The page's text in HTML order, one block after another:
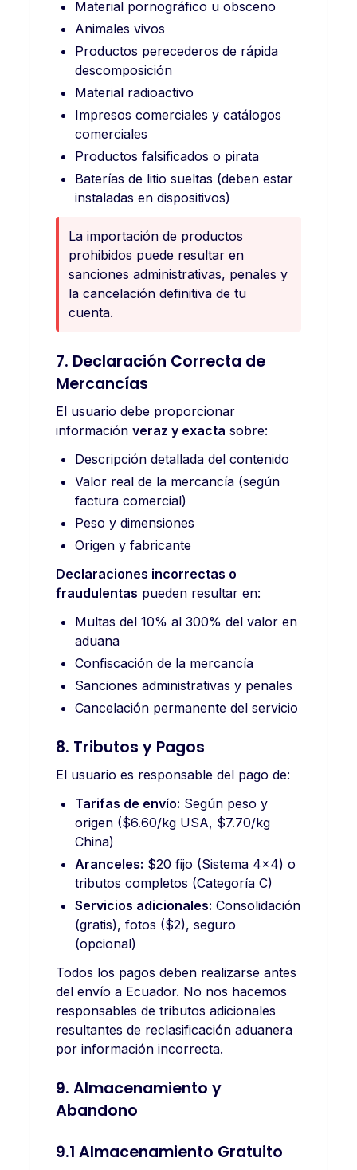
Material pornográfico u obsceno
Animales vivos
Productos perecederos de rápida
descomposición
Material radioactivo
Impresos comerciales y catálogos
comerciales
Productos falsificados o pirata
Baterías de litio sueltas (deben estar
instaladas en dispositivos)
La importación de productos
prohibidos puede resultar en
sanciones administrativas, penales y
la cancelación definitiva de tu
cuenta.
7. Declaración Correcta de
Mercancías
El usuario debe proporcionar
informaciónveraz y exacta sobre:
Descripción detallada del contenido
Valor real de la mercancía (según
factura comercial)
Peso y dimensiones
Origen y fabricante
Declaraciones incorrectas o
fraudulentas pueden resultar en:
Multas del 10% al 300% del valor en
aduana
Confiscación de la mercancía
Sanciones administrativas y penales
Cancelación permanente del servicio
8. Tributos y Pagos
El usuario es responsable del pago de:
Tarifas de envío: Según peso y
origen ($6.60/kg USA, $7.70/kg
China)
Aranceles: $20 fijo (Sistema 4x4) o
tributos completos (Categoría C)
Servicios adicionales: Consolidación
(gratis), fotos ($2), seguro
(opcional)
Todos los pagos deben realizarse antes
del envío a Ecuador. No nos hacemos
responsables de tributos adicionales
resultantes de reclasificación aduanera
por información incorrecta.
9. Almacenamiento y
Abandono
9.1 Almacenamiento Gratuito